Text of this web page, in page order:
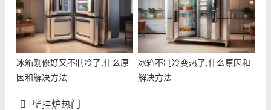
冰箱刚修好又不制冷了,什么原
因和解决方法
冰箱不制冷变热了,什么原因和
解决方法
壁挂炉热门